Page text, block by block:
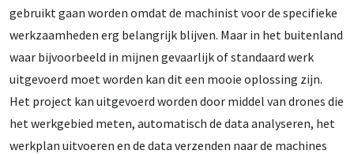
gebruikt gaan worden omdat de machinist voor de specifieke
werkzaamheden erg belangrijk blijven. Maar in het buitenland
waar bijvoorbeeld in mijnen gevaarlijk of standaard werk
uitgevoerd moet worden kan dit een mooie oplossing zijn.
Het project kan uitgevoerd worden door middel van drones die
het werkgebied meten, automatisch de data analyseren, het
werkplan uitvoeren en de data verzenden naar de machines